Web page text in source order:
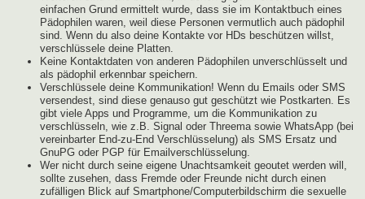
einfachen Grund ermittelt wurde, dass sie im Kontaktbuch eines
Pädophilen waren, weil diese Personen vermutlich auch pädophil
sind. Wenn du also deine Kontakte vor HDs beschützen willst,
verschlüssele deine Platten.
Keine Kontaktdaten von anderen Pädophilen unverschlüsselt und
als pädophil erkennbar speichern.
Verschlüssele deine Kommunikation! Wenn du Emails oder SMS
versendest, sind diese genauso gut geschützt wie Postkarten. Es
gibt viele Apps und Programme, um die Kommunikation zu
verschlüsseln, wie z.B. Signal oder Threema sowie WhatsApp (bei
vereinbarter End-zu-End Verschlüsselung) als SMS Ersatz und
GnuPG oder PGP für Emailverschlüsselung.
Wer nicht durch seine eigene Unachtsamkeit geoutet werden will,
sollte zusehen, dass Fremde oder Freunde nicht durch einen
zufälligen Blick auf Smartphone/Computerbildschirm die sexuelle